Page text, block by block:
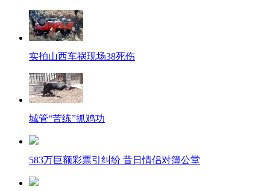
实拍山西车祸现场38死伤
城管“苦练”抓鸡功
583万巨额彩票引纠纷 昔日情侣对簿公堂